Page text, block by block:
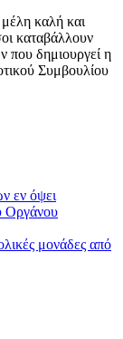
καλή και
καταβάλλουν
που δημιουργεί η
Συμβουλίου
εν όψει
Οργάνου
μονάδες από